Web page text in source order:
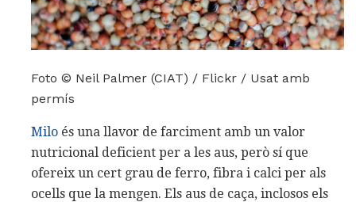
Foto © Neil Palmer (CIAT) / Flickr / Usat amb
permís
Milo és una llavor de farciment amb un valor
nutricional deficient per a les aus, però sí que
ofereix un cert grau de ferro, fibra i calci per als
ocells que la mengen. Els aus de caça, inclosos els